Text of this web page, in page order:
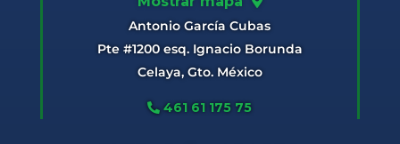
Antonio García Cubas
Pte #1200 esq. Ignacio Borunda
Celaya, Gto. México
461 61 175 75